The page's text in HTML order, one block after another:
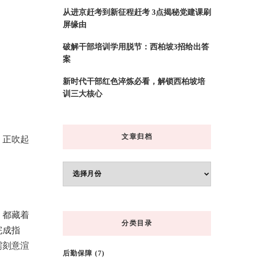
吹起
都藏着
成指
意渲
从进京赶考到新征程赶考 3点揭秘党建课刷
屏缘由
破解干部培训学用脱节：西柏坡3招给出答
案
新时代干部红色淬炼必看，解锁西柏坡培
训三大核心
文章归档
章
分类目录
后勤保障 (7)